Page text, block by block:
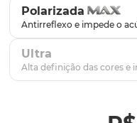
Polarizada
Ultra